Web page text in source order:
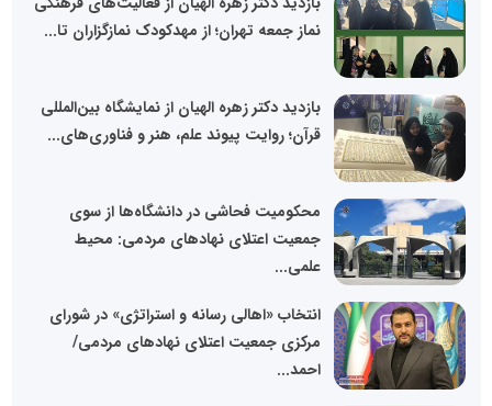
نماز جمعه تهران؛ از مهدکودک نمازگزاران تا...
بازدید دکتر زهره الهیان از نمایشگاه بین‌المللی
قرآن؛ روایت پیوند علم، هنر و فناوری‌های...
محکومیت فحاشی در دانشگاه‌ها از سوی
جمعیت اعتلای نهادهای مردمی: محیط
علمی...
انتخاب «اهالی رسانه و استراتژی» در شورای
مرکزی جمعیت اعتلای نهادهای مردمی/
احمد...